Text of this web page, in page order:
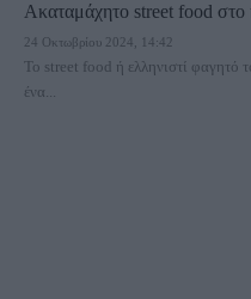
Ακαταμάχητο street food στο
24 Οκτωβρίου 2024, 14:42
Το street food ή ελληνιστί φαγητό
ένα...